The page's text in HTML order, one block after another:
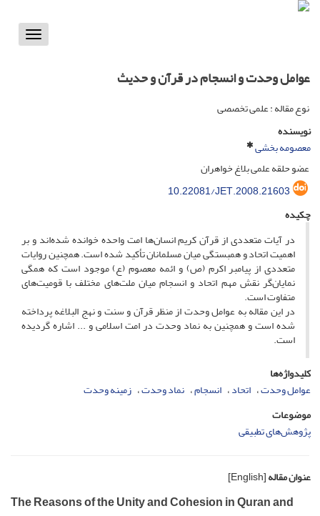
Toggle
عوامل وحدت و انسجام در قرآن و حدیث
نوع مقاله : علمی تخصصی
نویسنده
معصومه بخشی
عضو حلقه علمی بلاغ خواهران
10.22081/JET.2008.21603
چکیده
در آیات متعددی از قرآن کریم انسان‌ها امت واحده خوانده شده‌اند و بر
اهمیت اتحاد و همبستگی میان مسلمانان تأکید شده است. همچنین روایات
متعددی از پیامبر اکرم (ص) و ائمه معصوم (ع) موجود است که همگی
نمایان‌گر نقش مهم اتحاد و انسجام میان ملت‌های مختلف با قومیت‌های
متفاوت است.
در این مقاله به عوامل وحدت از منظر قرآن و سنت و نهج البلاغه پرداخته
شده است و همچنین به نماد وحدت در امت اسلامی و ... اشاره گردیده
است.
کلیدواژه‌ها
عوامل وحدت اتحاد انسجام نماد وحدت زمینه وحدت
موضوعات
پژوهش‌های تطبیقی
عنوان مقاله[English]
The Reasons of the Unity and Cohesion in Quran and